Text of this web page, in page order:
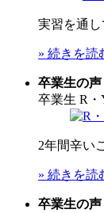
実習を通
» 続きを読
卒業生の声
卒業生 R・
2年間辛い
» 続きを読
卒業生の声